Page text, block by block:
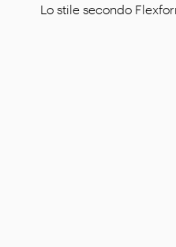
Lo stile secondo